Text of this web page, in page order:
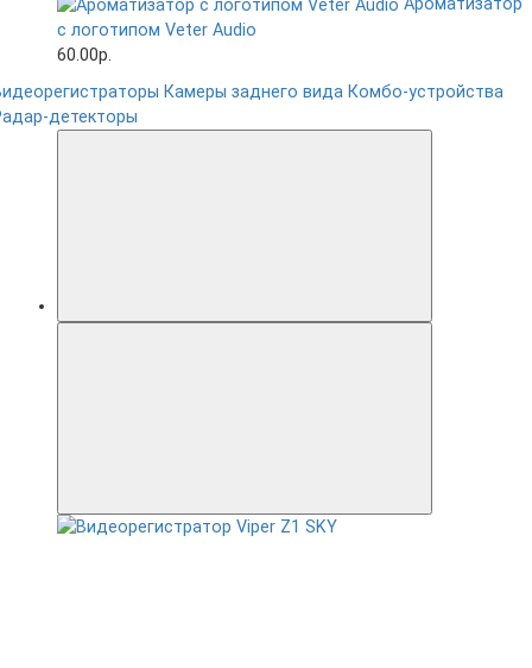
Ароматизатор
с логотипом Veter Audio
60.00р.
Камеры заднего вида Комбо-устройства
детекторы